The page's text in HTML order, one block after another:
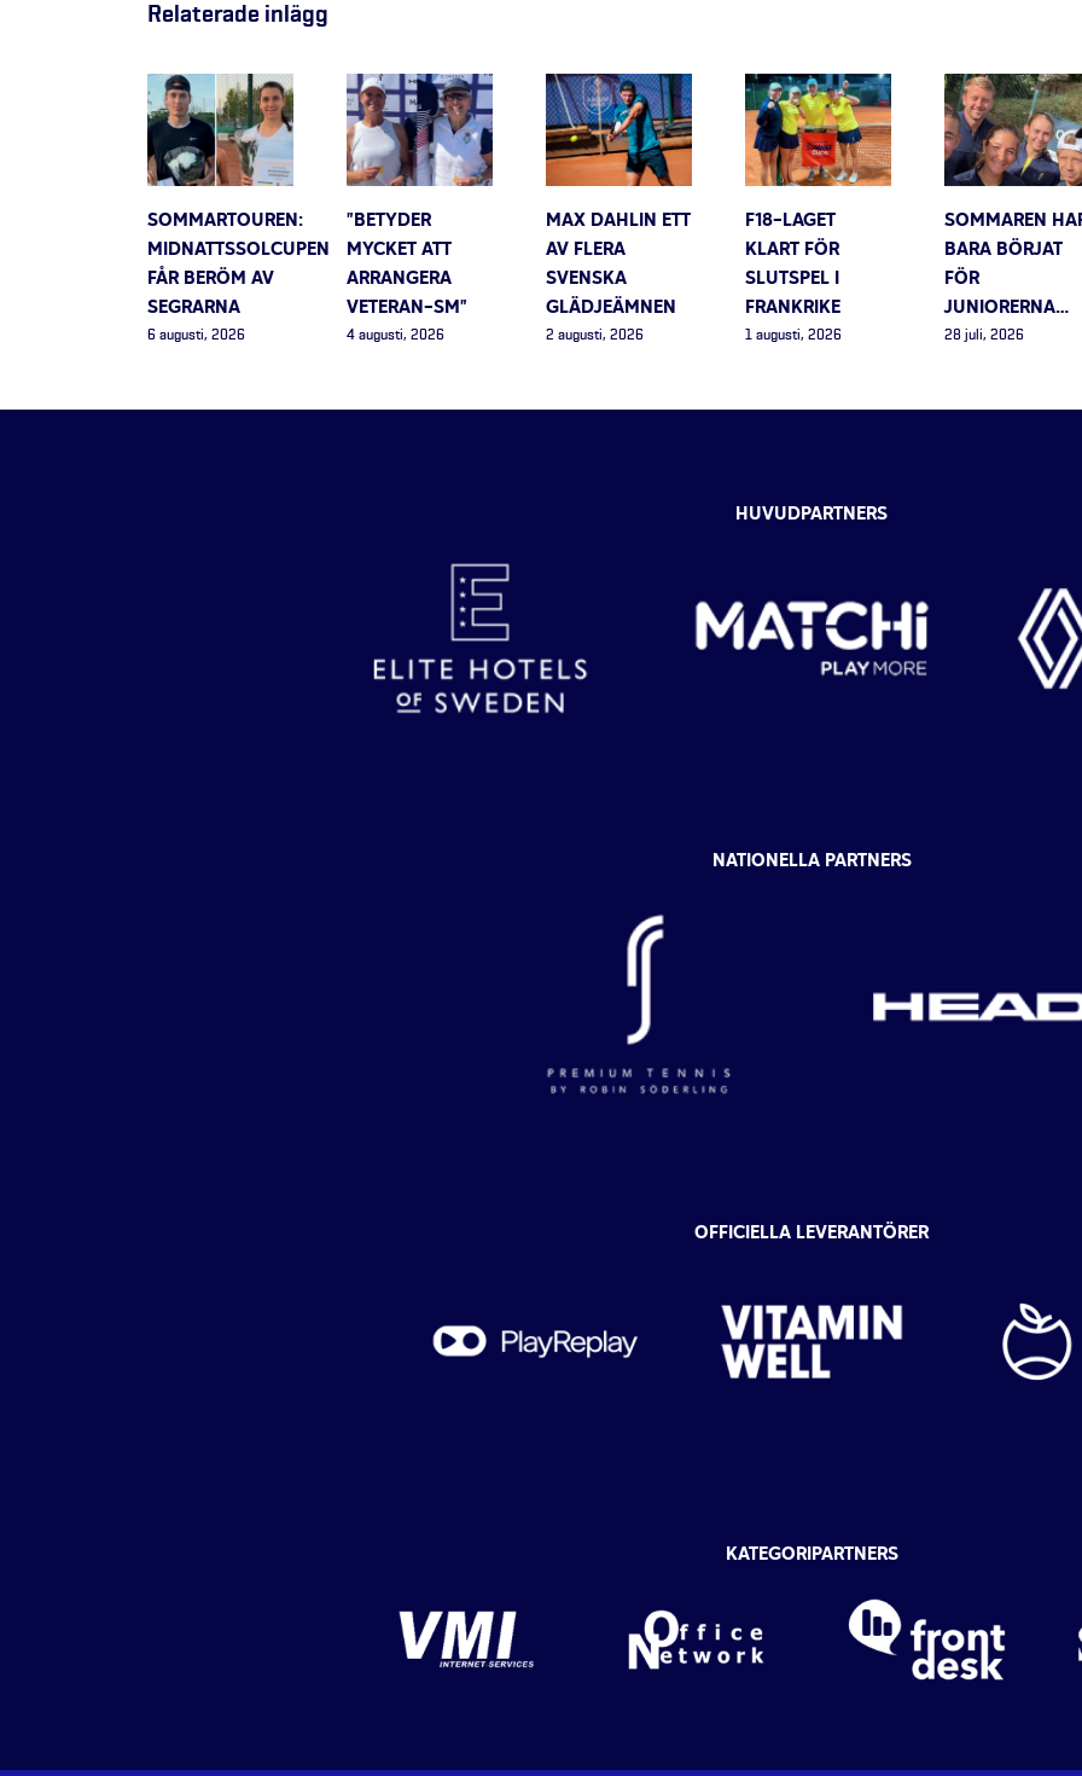
Relaterade inlägg
SOMMARTOUREN:
MIDNATTSSOLCUPEN
FÅR BERÖM AV
SEGRARNA
6 augusti, 2026
”BETYDER
MYCKET ATT
ARRANGERA
VETERAN-SM”
4 augusti, 2026
MAX DAHLIN ETT
AV FLERA
SVENSKA
GLÄDJEÄMNEN
2 augusti, 2026
F18-LAGET
KLART FÖR
SLUTSPEL I
FRANKRIKE
1 augusti, 2026
SOMMAREN
BARA BÖRJAT
FÖR
JUNIORERNA…
28 juli, 2026
HUVUDPARTNERS
NATIONELLA PARTNERS
OFFICIELLA LEVERANTÖRER
KATEGORIPARTNERS